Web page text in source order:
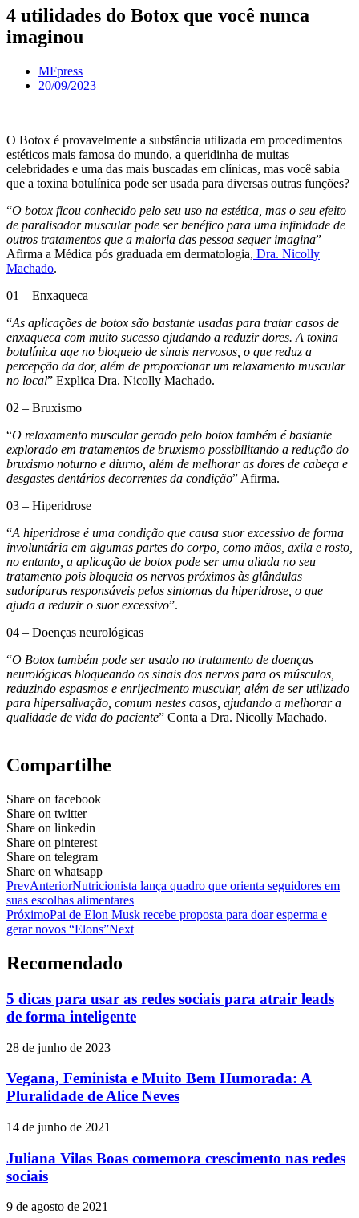
4 utilidades do Botox que você nunca
imaginou
MFpress
20/09/2023
O Botox é provavelmente a substância utilizada em procedimentos
estéticos mais famosa do mundo, a queridinha de muitas
celebridades e uma das mais buscadas em clínicas, mas você sabia
que a toxina botulínica pode ser usada para diversas outras funções?
“O botox ficou conhecido pelo seu uso na estética, mas o seu efeito
de paralisador muscular pode ser benéfico para uma infinidade de
outros tratamentos que a maioria das pessoa sequer imagina”
Afirma a Médica pós graduada em dermatologia, Dra. Nicolly
Machado.
01 – Enxaqueca
“As aplicações de botox são bastante usadas para tratar casos de
enxaqueca com muito sucesso ajudando a reduzir dores. A toxina
botulínica age no bloqueio de sinais nervosos, o que reduz a
percepção da dor, além de proporcionar um relaxamento muscular
no local” Explica Dra. Nicolly Machado.
02 – Bruxismo
“O relaxamento muscular gerado pelo botox também é bastante
explorado em tratamentos de bruxismo possibilitando a redução do
bruxismo noturno e diurno, além de melhorar as dores de cabeça e
desgastes dentários decorrentes da condição” Afirma.
03 – Hiperidrose
“A hiperidrose é uma condição que causa suor excessivo de forma
involuntária em algumas partes do corpo, como mãos, axila e rosto,
no entanto, a aplicação de botox pode ser uma aliada no seu
tratamento pois bloqueia os nervos próximos às glândulas
sudoríparas responsáveis pelos sintomas da hiperidrose, o que
ajuda a reduzir o suor excessivo”.
04 – Doenças neurológicas
“O Botox também pode ser usado no tratamento de doenças
neurológicas bloqueando os sinais dos nervos para os músculos,
reduzindo espasmos e enrijecimento muscular, além de ser utilizado
para hipersalivação, comum nestes casos, ajudando a melhorar a
qualidade de vida do paciente” Conta a Dra. Nicolly Machado.
Compartilhe
Share on facebook
Share on twitter
Share on linkedin
Share on pinterest
Share on telegram
Share on whatsapp
PrevAnteriorNutricionista lança quadro que orienta seguidores em
suas escolhas alimentares
PróximoPai de Elon Musk recebe proposta para doar esperma e
gerar novos “Elons”Next
Recomendado
5 dicas para usar as redes sociais para atrair leads
de forma inteligente
28 de junho de 2023
Vegana, Feminista e Muito Bem Humorada: A
Pluralidade de Alice Neves
14 de junho de 2021
Juliana Vilas Boas comemora crescimento nas redes
sociais
9 de agosto de 2021